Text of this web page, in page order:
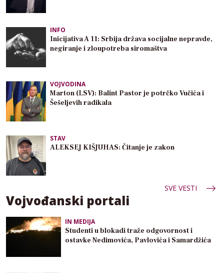
INFO
Inicijativa A 11: Srbija država socijalne nepravde,
negiranje i zloupotreba siromaštva
VOJVODINA
Marton (LSV): Balint Pastor je potrčko Vučića i
Šešeljevih radikala
STAV
ALEKSEJ KIŠJUHAS: Čitanje je zakon
SVE VESTI
Vojvođanski portali
IN MEDIJA
Studenti u blokadi traže odgovornost i
ostavke Nedimovića, Pavlovića i Samardžića